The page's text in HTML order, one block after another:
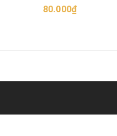
80.000₫